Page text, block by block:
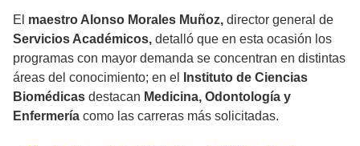
El maestro Alonso Morales Muñoz, director general de
Servicios Académicos, detalló que en esta ocasión los
programas con mayor demanda se concentran en distintas
áreas del conocimiento; en el
Instituto de Ciencias
Biomédicas destacan Medicina, Odontología y
Enfermería como las carreras más solicitadas.